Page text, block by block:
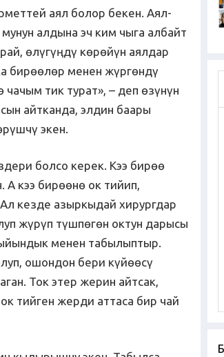
аял болор бекен. Аял-
алдына эч ким чыга албайт
өлүгүңдү көрөйүн аялдар
бирөөлөр менен жүргөндү
тик турат», – деп өзүнүн
айтканда, элдин баары
экен.
болсо керек. Кээ бирөө
А кээ бирөөнө ок тийип,
кезде азыркыдай хирургдар
жүрүп түшпөгөн октун дарысы
менен табылыптыр.
ошондон бери күйөөсү
Ток этер жерин айтсак,
тийген жерди аттаса бир чай